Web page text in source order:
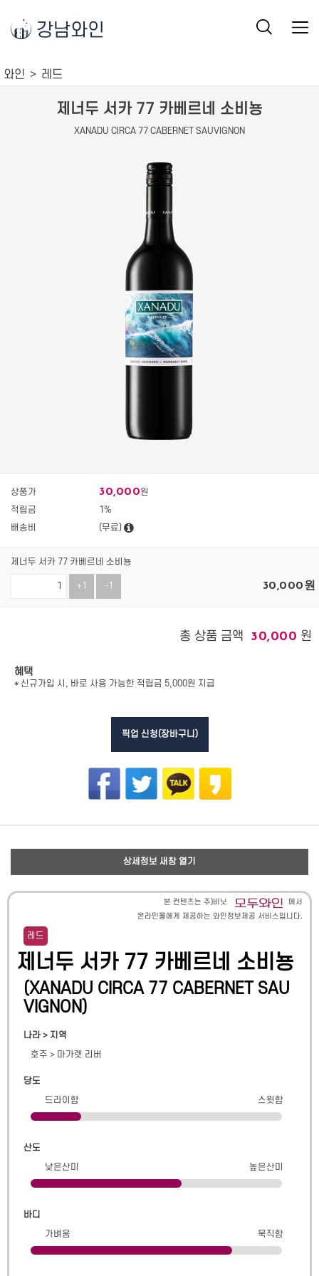
강남와인
와인 레드
제너두 서카 77 카베르네 소비뇽
XANADU CIRCA 77 CABERNET SAUVIGNON
상품가 30,000원
적립금
1%
배송비
(무료)
제너두 서카 77 카베르네 소비뇽
+1 -1 30,000원
총 상품 금액 30,000 원
혜택
* 신규가입 시, 바로 사용 가능한 적립금 5,000원 지급
픽업 신청(장바구니)
상세정보 새창 열기
본 컨텐츠는 주)비닛
에서
온라인몰에게 제공하는 와인정보제공 서비스입니다.
레드
제너두 서카 77 카베르네 소비뇽
(XANADU CIRCA 77 CABERNET SAU
VIGNON)
나라 > 지역
호주 > 마가렛 리버
당도
드라이함
스윗함
산도
낮은산미
높은산미
바디
가벼움
묵직함